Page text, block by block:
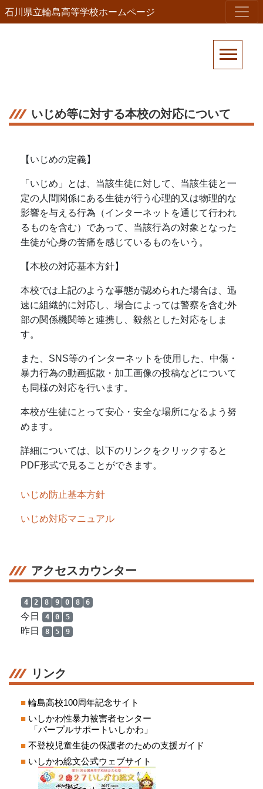
石川県立輪島高等学校ホームページ
アクセスカウンター
4 2 8 9 0 8 6
今日 4 0 5
昨日 8 5 9
リンク
■ 輪島高校100周年記念サイト
■ いしかわ性暴力被害者センター
「パープルサポートいしかわ」
■ 不登校児童生徒の保護者のための支援ガイド
■ いしかわ総文公式ウェブサイト
いじめ等に対する本校の対応について
【いじめの定義】
「いじめ」とは、当該生徒に対して、当該生徒と一
定の人間関係にある生徒が行う心理的又は物理的な
影響を与える行為（インターネットを通じて行われ
るものを含む）であって、当該行為の対象となった
生徒が心身の苦痛を感じているものをいう。
【本校の対応基本方針】
本校では上記のような事態が認められた場合は、迅
速に組織的に対応し、場合によっては警察を含む外
部の関係機関等と連携し、毅然とした対応をしま
す。
また、SNS等のインターネットを使用した、中傷・
暴力行為の動画拡散・加工画像の投稿などについて
も同様の対応を行います。
本校が生徒にとって安心・安全な場所になるよう努
めます。
詳細については、以下のリンクをクリックすると
PDF形式で見ることができます。
いじめ防止基本方針
いじめ対応マニュアル